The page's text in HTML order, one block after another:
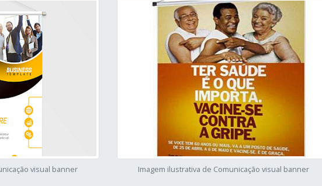
visual banner Imagem ilustrativa de Comunicação visual banner